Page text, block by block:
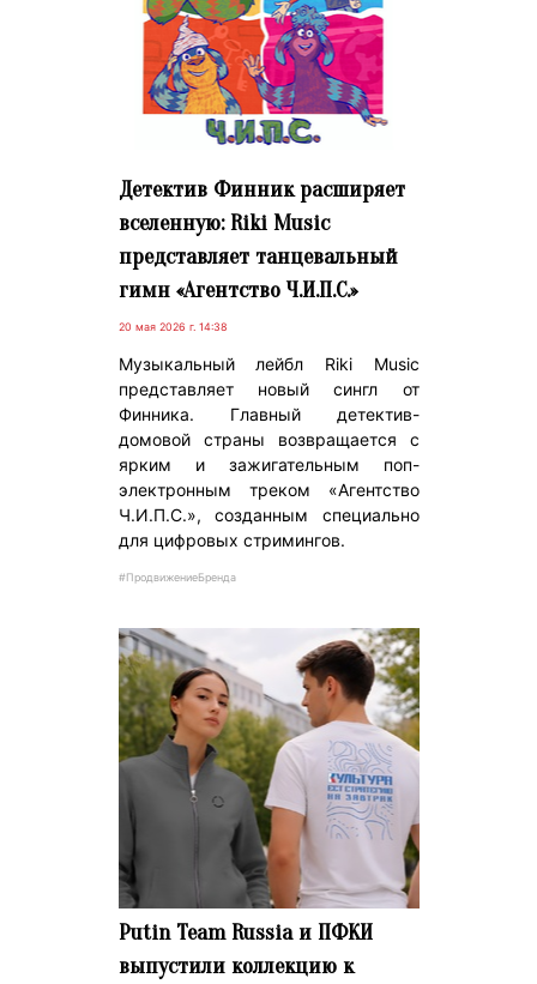
Детектив Финник расширяет
вселенную: Riki Music
представляет танцевальный
гимн «Агентство Ч.И.П.С.»
20 мая 2026 г. 14:38
Музыкальный лейбл Riki Music
представляет новый сингл от
Финника. Главный детектив-
домовой страны возвращается с
ярким и зажигательным поп-
электронным треком «Агентство
Ч.И.П.С.», созданным специально
для цифровых стримингов.
#ПродвижениеБренда
Putin Team Russia и ПФКИ
выпустили коллекцию к